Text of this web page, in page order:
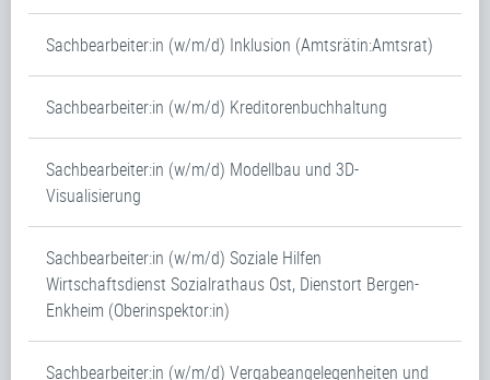
Sachbearbeiter:in (w/m/d) Inklusion (Amtsrätin:Amtsrat)
Sachbearbeiter:in (w/m/d) Kreditorenbuchhaltung
Sachbearbeiter:in (w/m/d) Modellbau und 3D-
Visualisierung
Sachbearbeiter:in (w/m/d) Soziale Hilfen
Wirtschaftsdienst Sozialrathaus Ost, Dienstort Bergen-
Enkheim (Oberinspektor:in)
Sachbearbeiter:in (w/m/d) Vergabeangelegenheiten und